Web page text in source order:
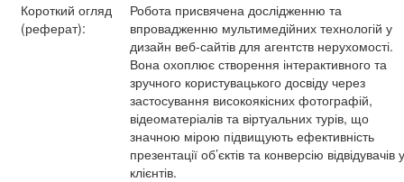
Короткий огляд
(реферат):
Робота присвячена дослідженню та
впровадженню мультимедійних технологій у
дизайн веб-сайтів для агентств нерухомості.
Вона охоплює створення інтерактивного та
зручного користувацького досвіду через
застосування високоякісних фотографій,
відеоматеріалів та віртуальних турів, що
значною мірою підвищують ефективність
презентації об’єктів та конверсію відвідувачів у
клієнтів.